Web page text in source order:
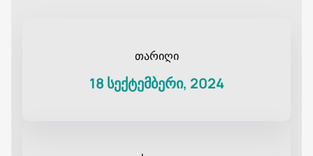
თარიღი
18 სექტემბერი, 2024